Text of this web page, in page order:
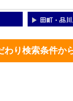
田町・品
わり検索条件か